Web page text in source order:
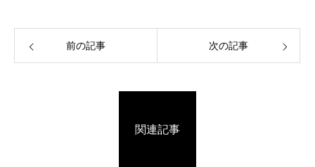
前の記事 次の記事
関連記事